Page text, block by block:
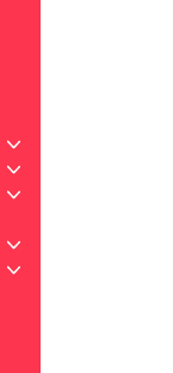
+
+
+
+
+